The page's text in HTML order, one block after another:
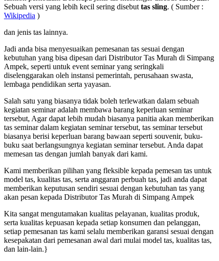
Sebuah versi yang lebih kecil sering disebut tas sling. ( Sumber :
Wikipedia )
dan jenis tas lainnya.
Jadi anda bisa menyesuaikan pemesanan tas sesuai dengan
kebutuhan yang bisa dipesan dari Distributor Tas Murah di Simpang
Ampek, seperti untuk event seminar yang seringkali
diselenggarakan oleh instansi pemerintah, perusahaan swasta,
lembaga pendidikan serta yayasan.
Salah satu yang biasanya tidak boleh terlewatkan dalam sebuah
kegiatan seminar adalah membawa barang keperluan seminar
tersebut, Agar dapat lebih mudah biasanya panitia akan memberikan
tas seminar dalam kegiatan seminar tersebut, tas seminar tersebut
biasanya berisi keperluan barang bawaan seperti souvenir, buku-
buku saat berlangsungnya kegiatan seminar tersebut. Anda dapat
memesan tas dengan jumlah banyak dari kami.
Kami memberikan pilihan yang fleksible kepada pemesan tas untuk
model tas, kualitas tas, serta anggaran perbuah tas, jadi anda dapat
memberikan keputusan sendiri sesuai dengan kebutuhan tas yang
akan pesan kepada Distributor Tas Murah di Simpang Ampek
Kita sangat mengutamakan kualitas pelayanan, kualitas produk,
serta kualitas kepuasan kepada setiap konsumen dan pelanggan,
setiap pemesanan tas kami selalu memberikan garansi sesuai dengan
kesepakatan dari pemesanan awal dari mulai model tas, kualitas tas,
dan lain-lain.}